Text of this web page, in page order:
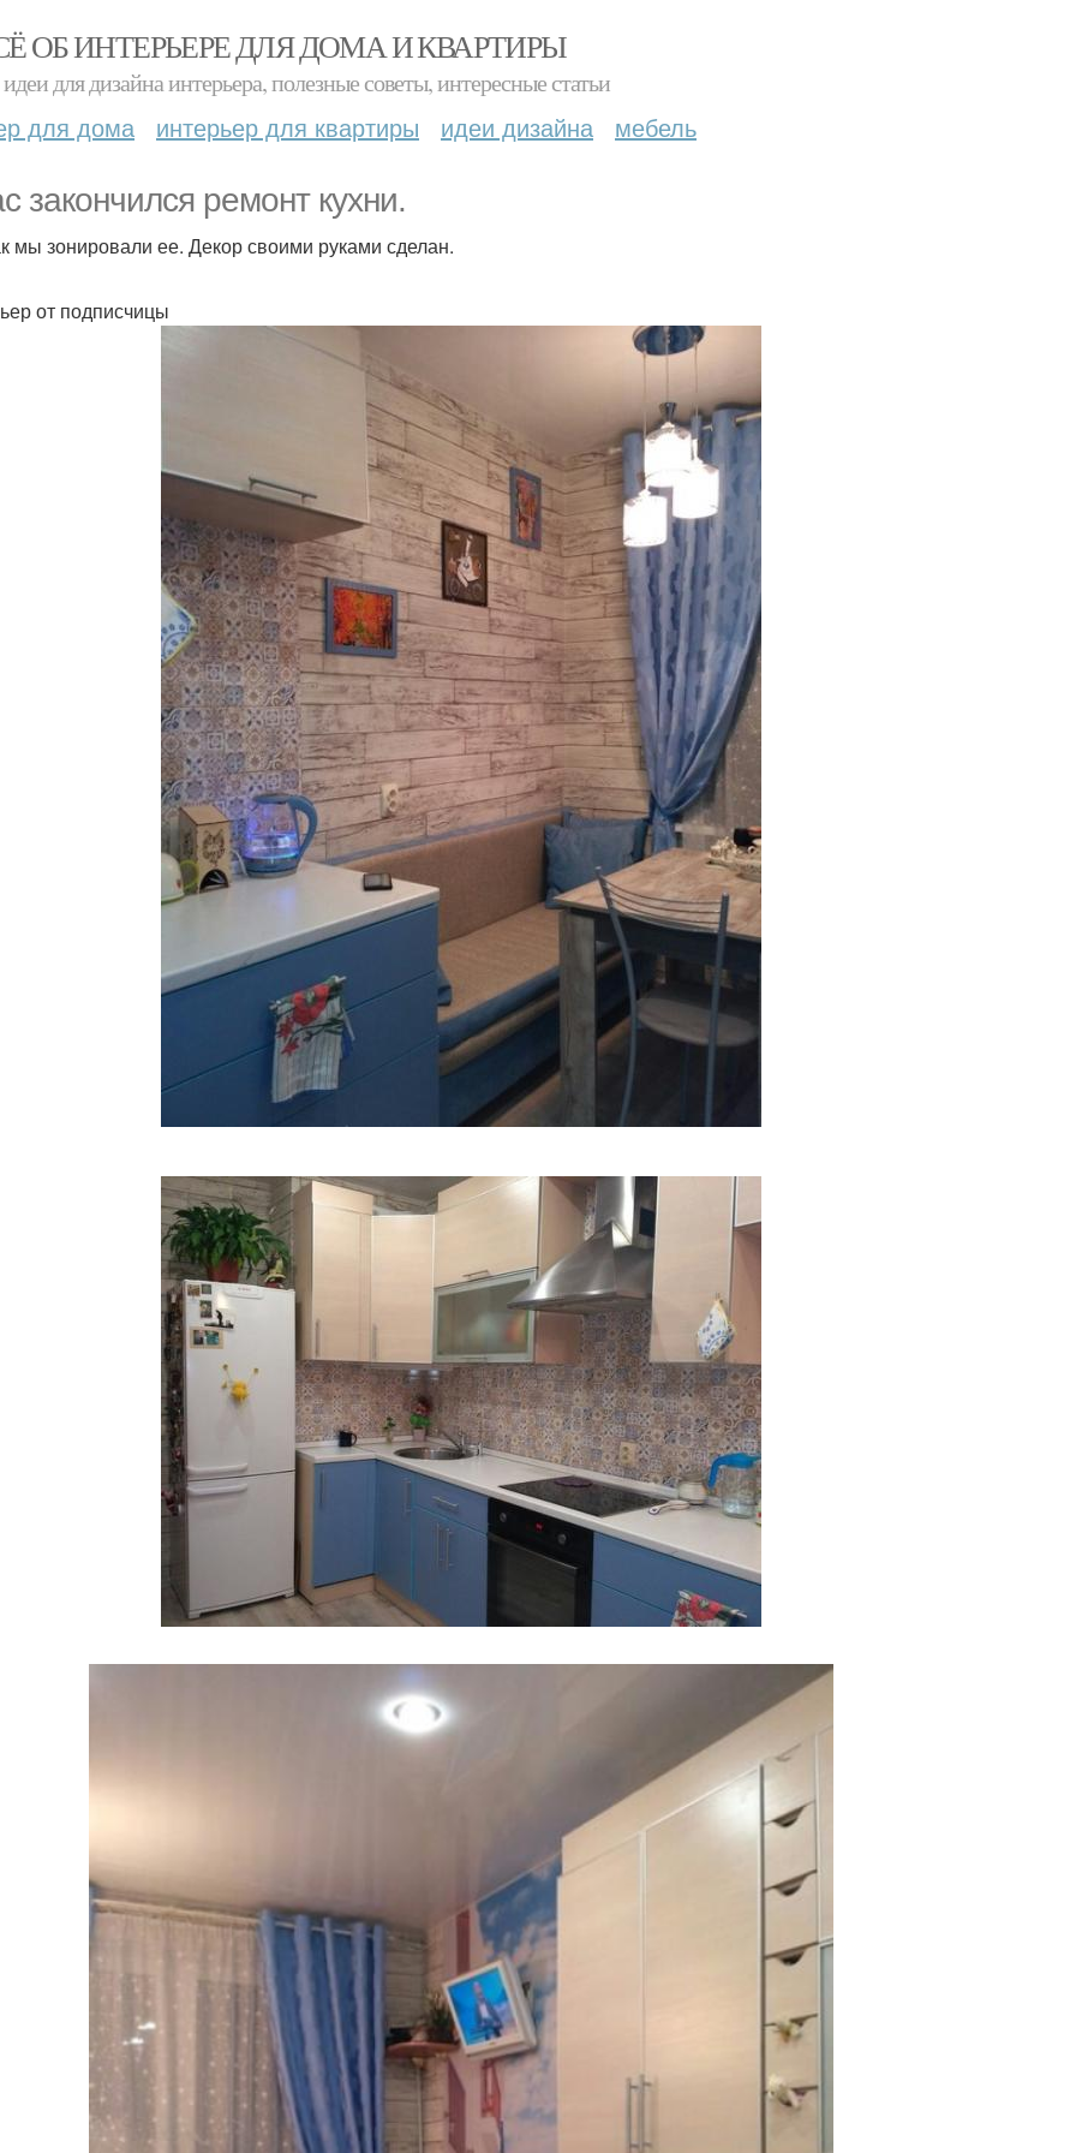
ОБ ИНТЕРЬЕРЕ ДЛЯ ДОМА И КВАРТИРЫ
для дизайна интерьера, полезные советы, интересные статьи
для дома интерьер для квартиры идеи дизайна мебель
закончился ремонт кухни.
мы зонировали ее. Декор своими руками сделан.
от подписчицы